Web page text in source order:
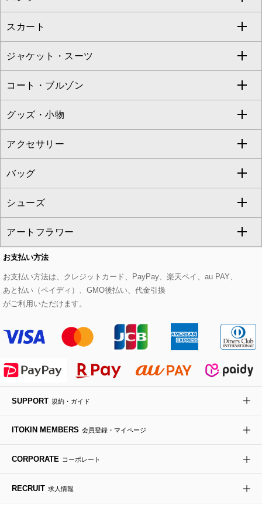
eur3
Maison de CINQ
MK MICHEL KLEIN BAG
HIROKO KOSHINO
ブラウス・シャツ
ニット・セーター
カーディガン
アンサンブルセット
ベスト・ジレ
パーカー
タンクトップ・キャミソール
スウェット・ジャージー
その他のトップス
ワンピース
ドレス
チュニック
ジャンパースカート
その他のワンピース・ドレス
すべてのパンツ
フルレングスパンツ
クロップド・半端丈パンツ
ガウチョ・ワイドパンツ
ハーフ・ショート丈パンツ
サロペット・オールインワン
その他のパンツ
スカート
すべてのスカート
ロング・マキシ丈スカート
ひざ丈スカート
ミモレ丈スカート
ショート・ミニ丈スカート
その他のスカート
ジャケット・スーツ
すべてのジャケット・スーツ
テーラードジャケット
ノーカラージャケット
セットアップ
セットアップジャケット
セットアップパンツ
セットアップスカート
セットアップワンピース
コート・ブルゾン
すべてのコート・ブルゾン
トレンチコート
ピーコート
ダッフルコート
チェスターコート
モッズコート
ステンカラーコート
ライダースジャケット
デニムジャケット
ダウンジャケット・コート
グッズ・小物
すべてのグッズ・小物
マスク
ストール・マフラー・スヌード
ベルト・サスペンダー
帽子
ヘアアクセサリー
ハンカチ・バンダナ
手袋
チャーム・ストラップ
アクセサリー
すべてのアクセサリー
ネックレス
ピアス・イヤリング
ブレスレット・バングル
ブローチ・コサージュ
バッグ
すべてのバッグ
トートバッグ
ショルダーバッグ
ボストンバッグ
バックパック・リュック
ボディバッグ・メッセンジャーバッグ
トラベルバッグ
シューズ
すべてのシューズ
パンプス
スニーカー
フラットシューズ
ローファー
ドレスシューズ
アートフラワー
すべてのアートフラワー
ローズ
カサブランカ・カラー
ラナンキュラス
ポプリアレンジ＆フレグランス
お支払い方法
お支払い方法は、クレジットカード、PayPay、楽天ペイ、au PAY、
あと払い（ペイディ）、GMO後払い、代金引換
がご利用いただけます。
SUPPORT 規約・ガイド
ITOKIN MEMBERS 会員登録・マイページ
CORPORATE コーポレート
RECRUIT 求人情報